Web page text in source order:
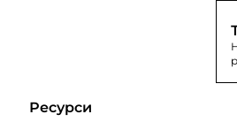
Ресурси